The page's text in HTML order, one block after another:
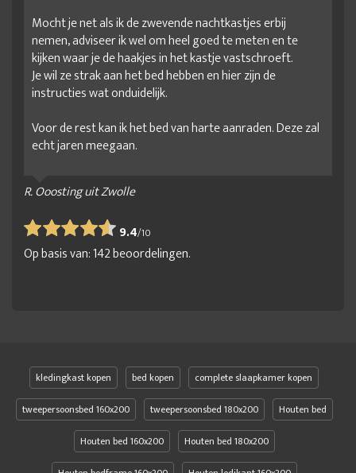
Mocht je net als ik de zwevende nachtkastjes erbij
nemen, adviseer ik wel om heel goed te meten en te
kijken waar je de haakjes in het kastje vastschroeft.
Je wil ze strak aan het bed hebben en hier zijn de
instructies wat onduidelijk.
Voor de rest kan ik het bed van harte aanraden. Deze zal
echt jaren meegaan.
R. Ooosting uit Zwolle
9.4/10
Op basis van:142beoordelingen.
kledingkast kopen bed kopen
complete slaapkamer kopen
tweepersoonsbed 160x200
tweepersoonsbed 180x200
Houten bed
Houten bed 160x200
Houten bed 180x200